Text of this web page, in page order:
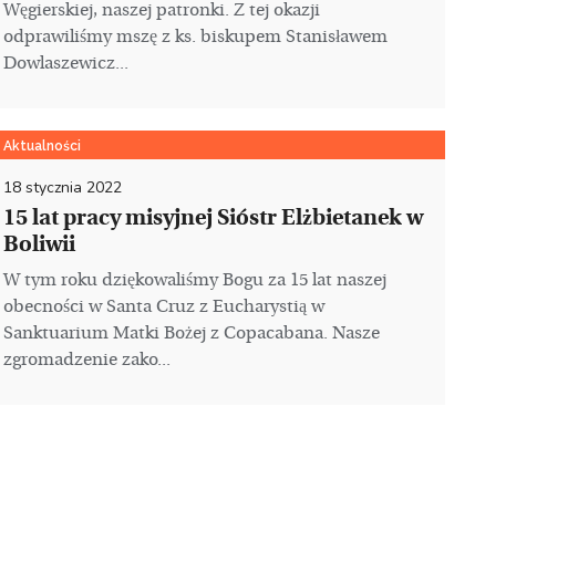
Węgierskiej, naszej patronki. Z tej okazji
odprawiliśmy mszę z ks. biskupem Stanisławem
Dowlaszewicz...
Aktualności
18 stycznia 2022
15 lat pracy misyjnej Sióstr Elżbietanek w
Boliwii
W tym roku dziękowaliśmy Bogu za 15 lat naszej
obecności w Santa Cruz z Eucharystią w
Sanktuarium Matki Bożej z Copacabana. Nasze
zgromadzenie zako...